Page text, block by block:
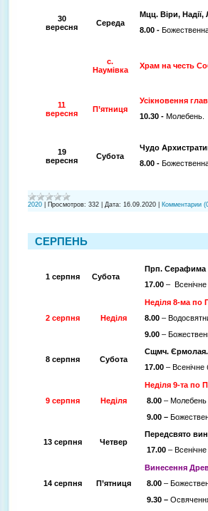
30
вересня
Середа
Мцц. Віри, Надії,
8.00 - Божественна
с.
Наумівка
Храм на честь
11
вересня
П’ятниця
Усікновення
10.30 - Молебень.
19
вересня
Субота
Чудо
8.00 - Божественна
2020 Просмотров: 332 Дата: 16.09.2020 Комментарии
СЕРПЕНЬ
1 серпня Субота
Прп. Серафима
17.00 – Всенічне
2 серпня Неділя
Неділя 8-ма по
8.00 –
9.00 –
8 серпня Субота
Сщмч. Єрмолая.
17.00 – Всенічне
9 серпня Неділя
Неділя 9-та по
8.00 – Молебень
9.00 –
13 серпня Четвер
Передсвято
17.00 – Всенічне
14 серпня П’ятниця
Винесення
8.00 –
9.30 –